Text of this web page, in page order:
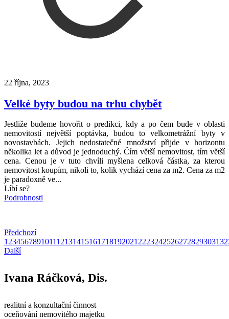
22 října, 2023
Velké byty budou na trhu chybět
Jestliže budeme hovořit o predikci, kdy a po čem bude v oblasti
nemovitostí největší poptávka, budou to velkometrážní byty v
novostavbách. Jejich nedostatečné množství přijde v horizontu
několika let a důvod je jednoduchý. Čím větší nemovitost, tím větší
cena. Cenou je v tuto chvíli myšlena celková částka, za kterou
nemovitost koupím, nikoli to, kolik vychází cena za m2. Cena za m2
je paradoxně ve...
Líbí se?
Podrobnosti
Předchozí
1 23456789101112131415161718192021 2223242526272829303132
Další
Ivana Ráčková, Dis.
realitní a konzultační činnost
oceňování nemovitého majetku